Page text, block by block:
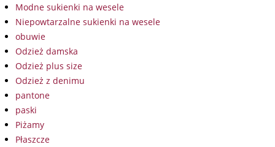
Modne sukienki na wesele
Niepowtarzalne sukienki na wesele
obuwie
Odzież damska
Odzież plus size
Odzież z denimu
pantone
paski
Piżamy
Płaszcze